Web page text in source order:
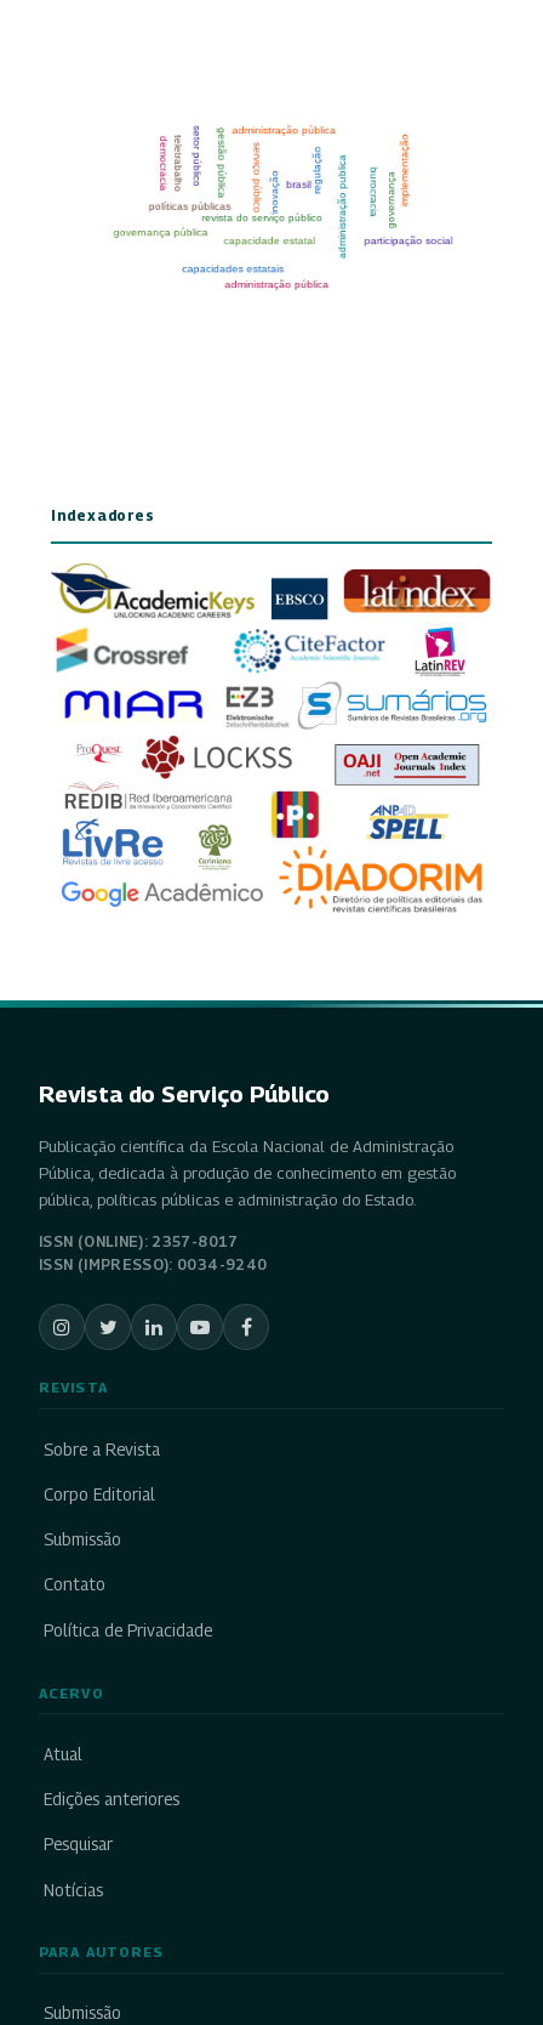
Indexadores
Revista do Serviço Público
Publicação científica da Escola Nacional de Administração
Pública, dedicada à produção de conhecimento em gestão
pública, políticas públicas e administração do Estado.
ISSN (ONLINE): 2357-8017
ISSN (IMPRESSO): 0034-9240
REVISTA
Sobre a Revista
Corpo Editorial
Submissão
Contato
Política de Privacidade
ACERVO
Atual
Edições anteriores
Pesquisar
Notícias
PARA AUTORES
Submissão